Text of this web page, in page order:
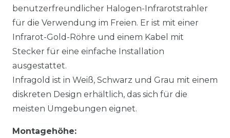
benutzerfreundlicher Halogen-Infrarotstrahler
für die Verwendung im Freien. Er ist mit einer
Infrarot-Gold-Röhre und einem Kabel mit
Stecker für eine einfache Installation
ausgestattet.
Infragold ist in Weiß, Schwarz und Grau mit einem
diskreten Design erhältlich, das sich für die
meisten Umgebungen eignet.
Montagehöhe: